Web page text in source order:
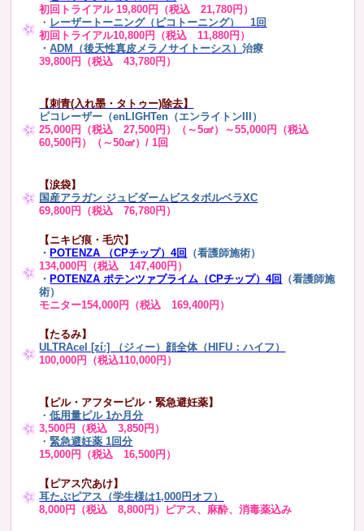
初回トライアル 19,800円（税込 21,780円）
・ レーザートーニング（ピコトーニング） 1回
初回トライアル10,800円（税込 11,880円）
・ADM（後天性真皮メラノサイトーシス）治療
39,800円（税込 43,780円）
【刺青(入れ墨・タトゥー)除去】
ピコレーザー（enLIGHTen（エンライトンIII）
25,000円（税込 27,500円）（～5㎠）～55,000円（税込
60,500円）（～50㎠）/ 1回
【涙袋】
国産アラガン ジュビダームビスタボルベラXC
69,800円（税込 76,780円）
【ニキビ痕・毛穴】
・POTENZA （CPチップ）4回 （看護師施術）
134,000円（税込 147,400円）
・POTENZA ポテンツァプライム（CPチップ）4回 （看護師施
術）
モニター154,000円（税込 169,400円）
【たるみ】
ULTRAcel [zíː] （ジィー）顔全体（HIFU：ハイフ）
100,000円（税込110,000円）
【ピル・アフターピル・緊急避妊薬】
・低用量ピル 1か月分
3,500円（税込 3,850円）
・緊急避妊薬 1回分
15,000円（税込 16,500円）
【ピアス穴あけ】
耳たぶピアス（学生様は1,000円オフ）
8,000円（税込 8,800円）ピアス、麻酔、消毒薬込み